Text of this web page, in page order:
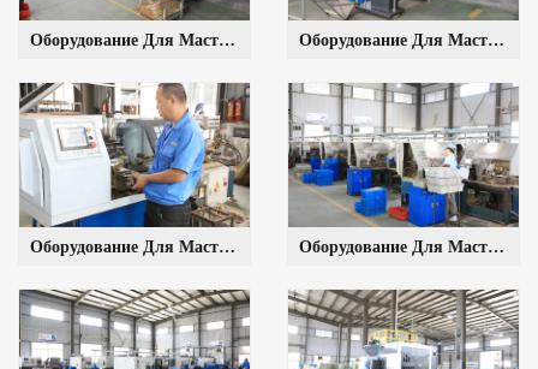
Оборудование Для Мастерских Оборудование Для Мастерских
Оборудование Для Мастерских Оборудование Для Мастерских